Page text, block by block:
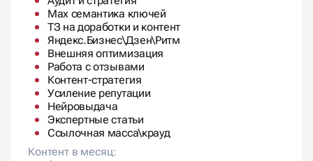
SEO-работы:
Аудит и стратегия
Max семантика ключей
ТЗ на доработки и контент
Яндекс.Бизнес\Дзен\Ритм
Внешняя оптимизация
Работа с отзывами
Контент-стратегия
Усиление репутации
Нейровыдача
Экспертные статьи
Ссылочная масса\крауд